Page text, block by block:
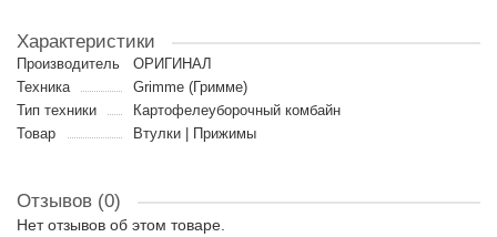
Характеристики
Производитель
ОРИГИНАЛ
Техника
Grimme (Гримме)
Тип техники
Картофелеуборочный комбайн
Товар
Втулки | Прижимы
Отзывов (0)
Нет отзывов об этом товаре.